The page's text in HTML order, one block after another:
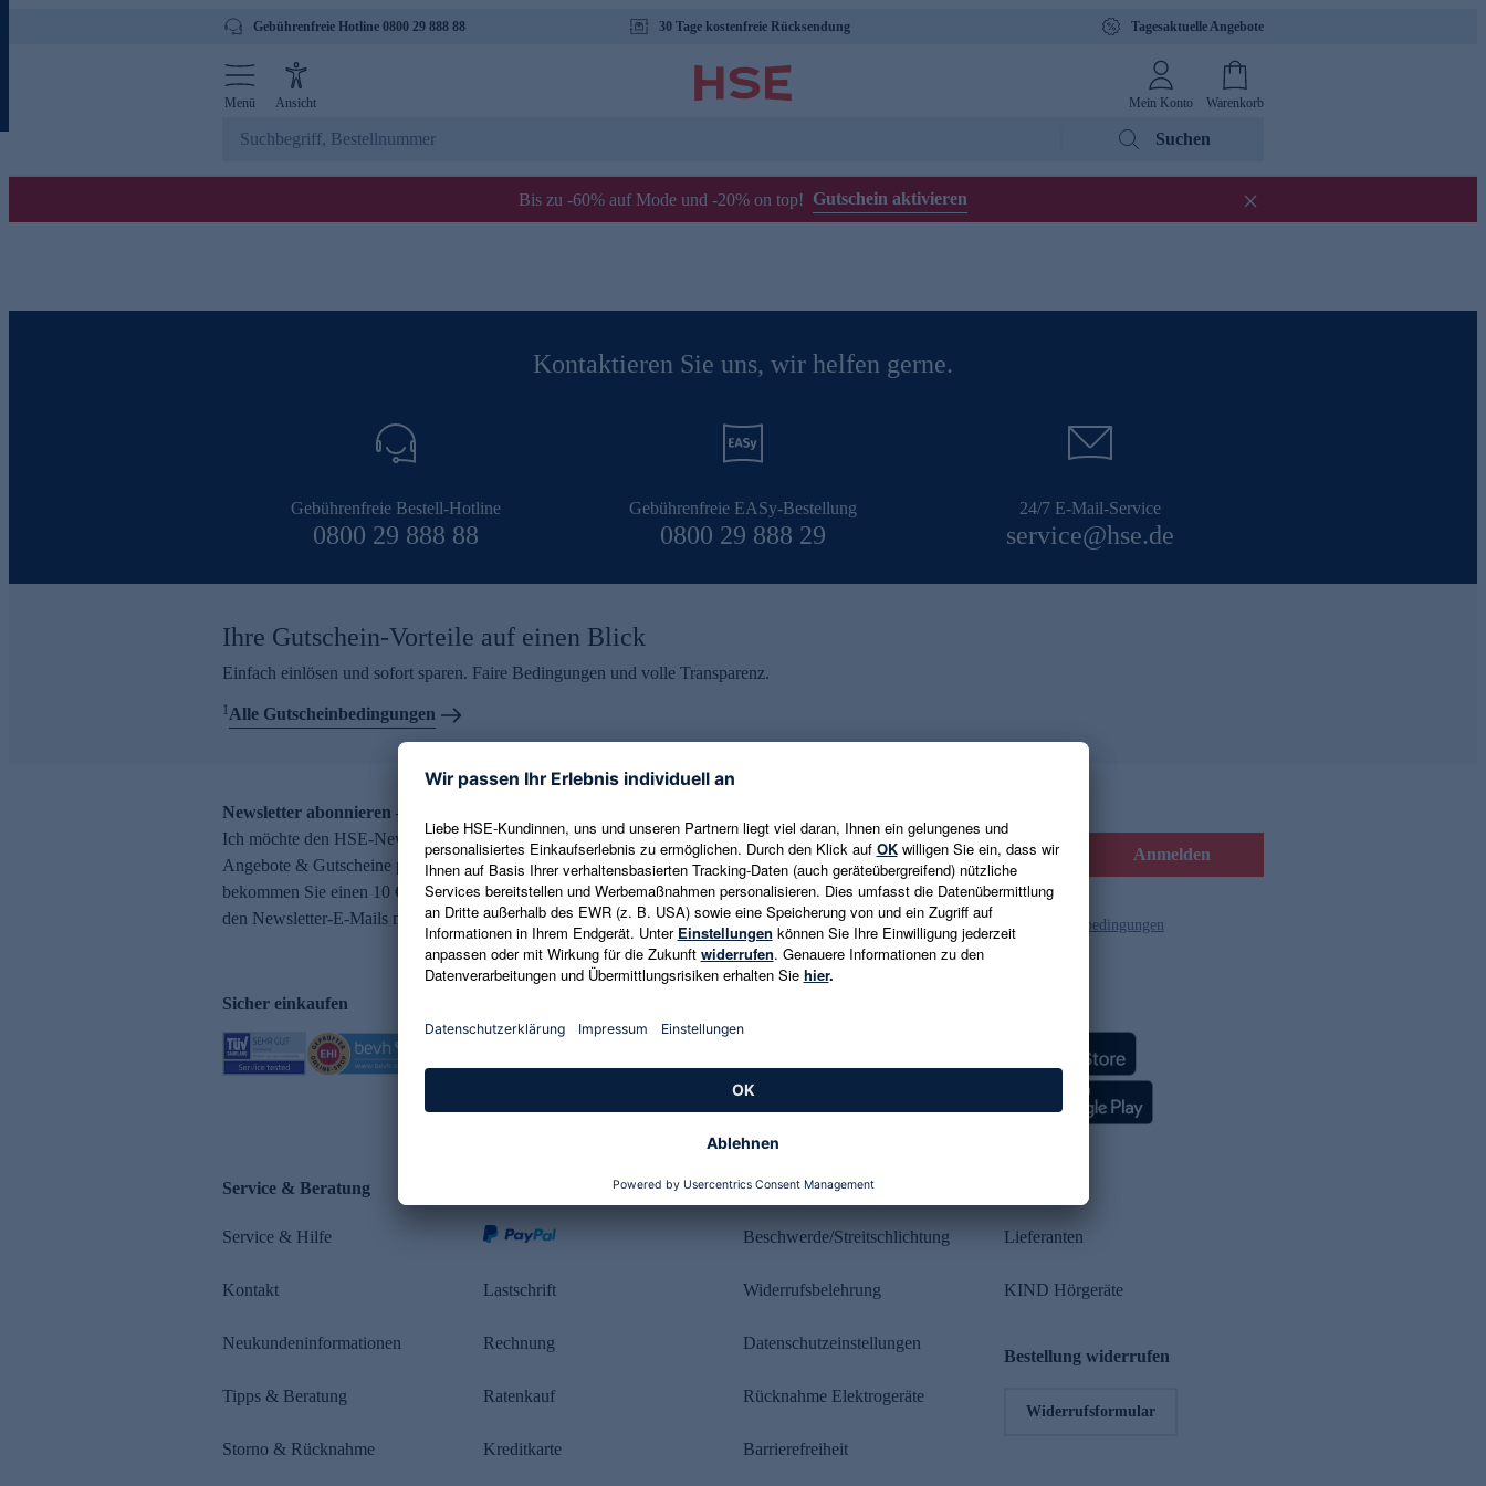
Gebührenfreie Hotline 0800 29 888 88 30 Tage kostenfreie Rücksendung Tagesaktuelle Angebote
Menü Ansicht Mein Konto Warenkorb
Suchen
Bis zu -60% auf Mode und -20% on top! Gutschein aktivieren
Kontaktieren Sie uns, wir helfen gerne.
Gebührenfreie Bestell-Hotline
0800 29 888 88
Gebührenfreie EASy-Bestellung
0800 29 888 29
24/7 E-Mail-Service
service@hse.de
Ihre Gutschein-Vorteile auf einen Blick
Einfach einlösen und sofort sparen. Faire Bedingungen und volle Transparenz.
1Alle Gutscheinbedingungen
Newsletter abonnieren – 10 € Gutschein erhalten
Ich möchte den HSE-Newsletter abonnieren und aktuelle Trends,
Angebote & Gutscheine per E-Mail erhalten. Als Dankeschön
bekommen Sie einen 10 € Gutschein. Eine Abmeldung ist jederzeit in
den Newsletter-E-Mails möglich.
E-Mail-Adresse eingeben Anmelden
Es gelten die Datenschutzrichtlinien und die Gutscheinbedingungen
Sicher einkaufen
Service & Beratung
Service & Hilfe
Kontakt
Neukundeninformationen
Tipps & Beratung
Storno & Rücknahme
Lastschrift
Rechnung
Ratenkauf
Kreditkarte
Rechtliches
Beschwerde/Streitschlichtung
Widerrufsbelehrung
Datenschutzeinstellungen
Rücknahme Elektrogeräte
Barrierefreiheit
Lieferanten
KIND Hörgeräte
Bestellung widerrufen
Widerrufsformular